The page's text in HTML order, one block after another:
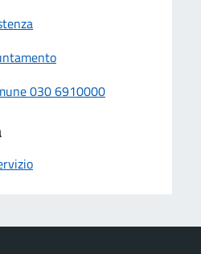
030 6910000